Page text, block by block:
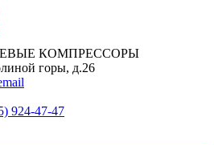
КОМПРЕССОРЫ
горы, д.26
924-47-47